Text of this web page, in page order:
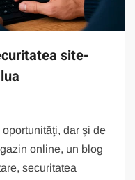
site-
dar și de
online, un blog
securitatea